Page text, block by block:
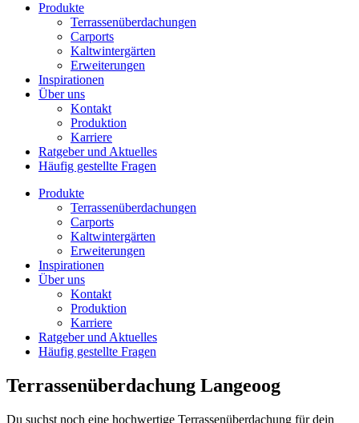
Produkte
Terrassenüberdachungen
Carports
Kaltwintergärten
Erweiterungen
Inspirationen
Über uns
Kontakt
Produktion
Karriere
Ratgeber und Aktuelles
Häufig gestellte Fragen
Produkte
Terrassenüberdachungen
Carports
Kaltwintergärten
Erweiterungen
Inspirationen
Über uns
Kontakt
Produktion
Karriere
Ratgeber und Aktuelles
Häufig gestellte Fragen
Terrassenüberdachung Langeoog
Du suchst noch eine hochwertige Terrassenüberdachung für dein